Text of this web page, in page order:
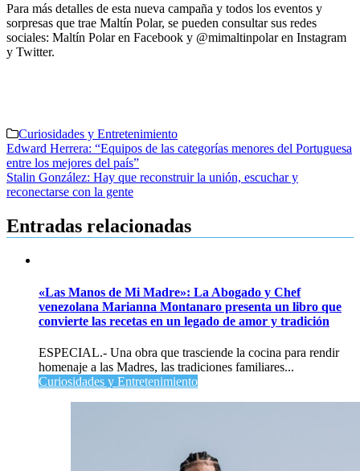
Para más detalles de esta nueva campaña y todos los eventos y
sorpresas que trae Maltín Polar, se pueden consultar sus redes
sociales: Maltín Polar en Facebook y @mimaltinpolar en Instagram
y Twitter.
Curiosidades y Entretenimiento
Navegación
de
entradas
Edward Herrera: “Equipos de las categorías menores del Portuguesa
entre los mejores del país”
Stalin González: Hay que reconstruir la unión, escuchar y
reconectarse con la gente
Entradas relacionadas
«Las Manos de Mi Madre»: La Abogado y Chef
venezolana Marianna Montanaro presenta un libro que
convierte las recetas en un legado de amor y tradición
ESPECIAL.- Una obra que trasciende la cocina para rendir
homenaje a las Madres, las tradiciones familiares...
Curiosidades y Entretenimiento